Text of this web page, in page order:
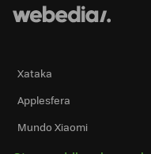
Xataka
Applesfera
Mundo Xiaomi